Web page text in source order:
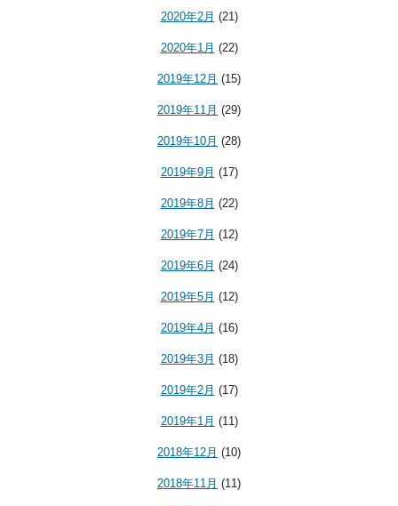
2020年2月 (21)
2020年1月 (22)
2019年12月 (15)
2019年11月 (29)
2019年10月 (28)
2019年9月 (17)
2019年8月 (22)
2019年7月 (12)
2019年6月 (24)
2019年5月 (12)
2019年4月 (16)
2019年3月 (18)
2019年2月 (17)
2019年1月 (11)
2018年12月 (10)
2018年11月 (11)